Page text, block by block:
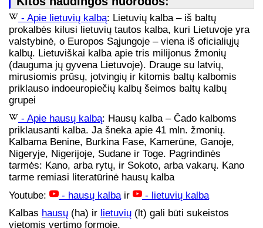
- Apie lietuvių kalbą: Lietuvių kalba – iš baltų
prokalbės kilusi lietuvių tautos kalba, kuri Lietuvoje yra
valstybinė, o Europos Sąjungoje – viena iš oficialiųjų
kalbų. Lietuviškai kalba apie tris milijonus žmonių
(dauguma jų gyvena Lietuvoje). Drauge su latvių,
mirusiomis prūsų, jotvingių ir kitomis baltų kalbomis
priklauso indoeuropiečių kalbų šeimos baltų kalbų
grupei
- Apie hausų kalbą: Hausų kalba – Čado kalboms
priklausanti kalba. Ja šneka apie 41 mln. žmonių.
Kalbama Benine, Burkina Fase, Kamerūne, Ganoje,
Nigeryje, Nigerijoje, Sudane ir Toge. Pagrindinės
tarmės: Kano, arba rytų, ir Sokoto, arba vakarų. Kano
tarme remiasi literatūrinė hausų kalba
Youtube:
- hausų kalbair
- lietuvių kalba
Kalbas hausų (ha) ir lietuvių (lt) gali būti sukeistos
vietomis vertimo formoje.